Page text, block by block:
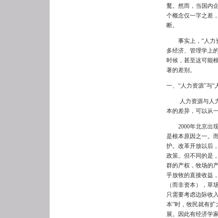
鹜。然而，当国内
个概念仅一字之差
断。
事实上，“人力资
多经济、管理学上
时候，甚至这可能
著的差别。
一、“人力资源”与“
人力资源与人力
本的差异，可以从
2000年北京出现
是根本原因之一。
护。改革开放以后
政策。但不同的是
群的产权，牧场的
乎放牧的直接收益
（而非资本），草
只需要考虑边际收
本”时，牧民就有
展。因此有经济学